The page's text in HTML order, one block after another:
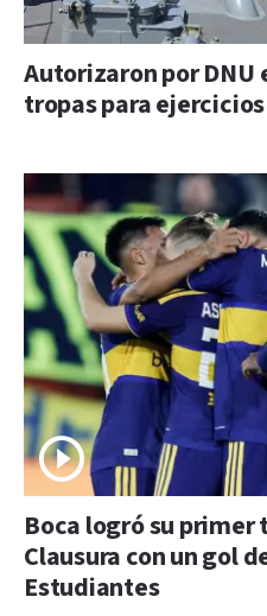
Autorizaron por DNU
tropas para
Boca logró su primer
Clausura con un gol
Estudiantes